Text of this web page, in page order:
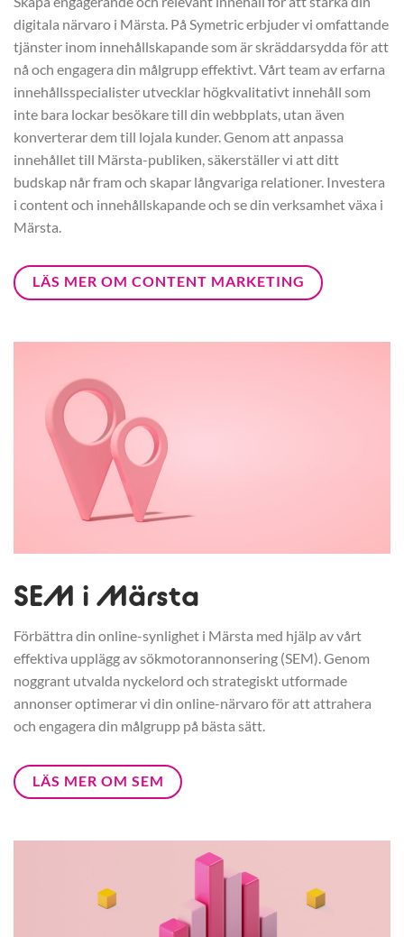
digitala närvaro i Märsta. På Symetric erbjuder vi omfattande
tjänster inom innehållskapande som är skräddarsydda för att
nå och engagera din målgrupp effektivt. Vårt team av erfarna
innehållsspecialister utvecklar högkvalitativt innehåll som
inte bara lockar besökare till din webbplats, utan även
konverterar dem till lojala kunder. Genom att anpassa
innehållet till Märsta-publiken, säkerställer vi att ditt
budskap når fram och skapar långvariga relationer. Investera
i content och innehållskapande och se din verksamhet växa i
Märsta.
LÄS MER OM CONTENT MARKETING
SEM i Märsta
Förbättra din online-synlighet i Märsta med hjälp av vårt
effektiva upplägg av sökmotorannonsering (SEM). Genom
noggrant utvalda nyckelord och strategiskt utformade
annonser optimerar vi din online-närvaro för att attrahera
och engagera din målgrupp på bästa sätt.
LÄS MER OM SEM